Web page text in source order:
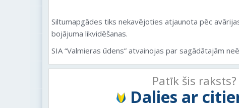
Siltumapgādes tiks nekavējoties atjaunota pēc
bojājuma likvidēšanas.
SIA “Valmieras ūdens” atvainojas par sagādātajām
Patīk šis raksts?
Dalies ar